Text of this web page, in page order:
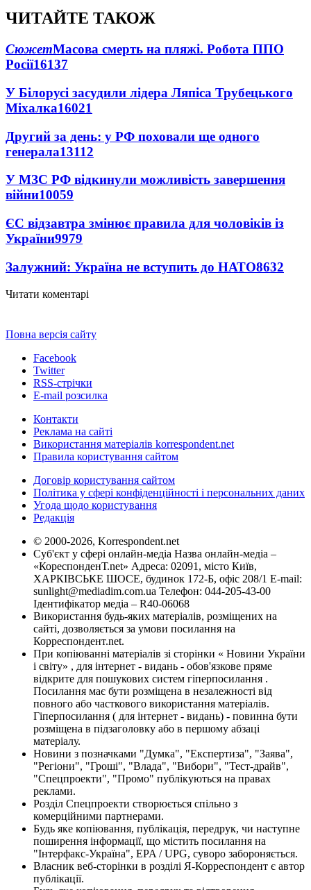
ЧИТАЙТЕ ТАКОЖ
СюжетМасова смерть на пляжі. Робота ППО
Росії16137
У Білорусі засудили лідера Ляпіса Трубецького
Міхалка16021
Другий за день: у РФ поховали ще одного
генерала13112
У МЗС РФ відкинули можливість завершення
війни10059
ЄС відзавтра змінює правила для чоловіків із
України9979
Залужний: Україна не вступить до НАТО8632
Читати коментарі
Повна версія сайту
Facebook
Twitter
RSS-стрічки
E-mail розсилка
Контакти
Реклама на сайті
Використання матеріалів korrespondent.net
Правила користування сайтом
Договір користування сайтом
Політика у сфері конфіденційності і персональних даних
Угода щодо користування
Редакція
© 2000-2026, Korrespondent.net
Суб'єкт у сфері онлайн-медіа Назва онлайн-медіа –
«КореспонденТ.net» Адреса: 02091, місто Київ,
ХАРКІВСЬКЕ ШОСЕ, будинок 172-Б, офіс 208/1 E-mail:
sunlight@mediadim.com.ua Телефон: 044-205-43-00
Ідентифікатор медіа – R40-06068
Використання будь-яких матеріалів, розміщених на
сайті, дозволяється за умови посилання на
Корреспондент.net.
При копіюванні матеріалів зі сторінки « Новини України
і світу» , для інтернет - видань - обов'язкове пряме
відкрите для пошукових систем гіперпосилання .
Посилання має бути розміщена в незалежності від
повного або часткового використання матеріалів.
Гіперпосилання ( для інтернет - видань) - повинна бути
розміщена в підзаголовку або в першому абзаці
матеріалу.
Новини з позначками "Думка", "Експертиза", "Заява",
"Регіони", "Гроші", "Влада", "Вибори", "Тест-драйв",
"Спецпроекти", "Промо" публікуються на правах
реклами.
Розділ Спецпроекти створюється спільно з
комерційними партнерами.
Будь яке копіювання, публікація, передрук, чи наступне
поширення інформації, що містить посилання на
"Інтерфакс-Україна", EPA / UPG, суворо забороняється.
Власник веб-сторінки в розділі Я-Корреспондент є автор
публікації.